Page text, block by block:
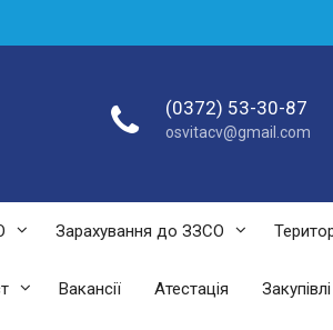
(0372) 53-30-87
osvitacv@gmail.com
Зарахування до ЗЗСО
Вакансії Атестація Закупівлі